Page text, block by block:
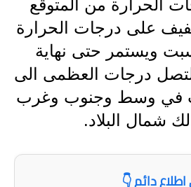
المرحلة الاعدادية
المرحلة الابتدائية
المرحلة المتوسطة
مواضيع انشاء
الحرارة من المتوقع
على درجات الحرارة
ويستمر حتى نهاية
لتصل درجات العظمى الى
في وسط وجنوب وغرب
شمال البلاد.
دائم 👇